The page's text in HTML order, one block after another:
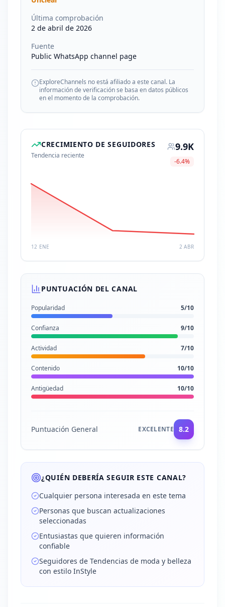
Última comprobación
2 de abril de 2026
Fuente
Public WhatsApp channel page
ExploreChannels no está afiliado a este canal. La
información de verificación se basa en datos públicos
en el momento de la comprobación.
CRECIMIENTO DE SEGUIDORES
Tendencia reciente
9.9K
-6.4%
12 ENE 2 ABR
PUNTUACIÓN DEL CANAL
Popularidad 5/10
Confianza 9/10
Actividad 7/10
Contenido 10/10
Antigüedad 10/10
Puntuación General EXCELENTE 8.2
¿QUIÉN DEBERÍA SEGUIR ESTE CANAL?
Cualquier persona interesada en este tema
Personas que buscan actualizaciones
seleccionadas
Entusiastas que quieren información
confiable
Seguidores de Tendencias de moda y belleza
con estilo InStyle